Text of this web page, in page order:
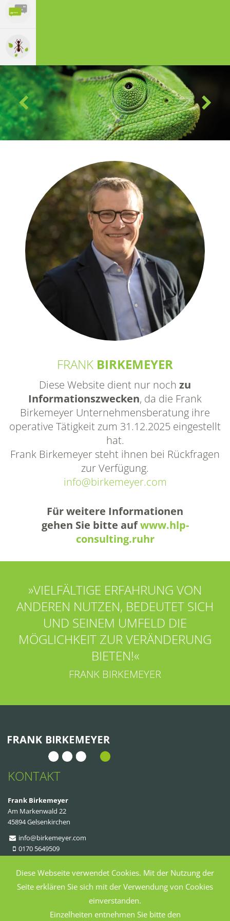
FRANK BIRKEMEYER
Diese Website dient nur noch zu
Informationszwecken, da die Frank
Birkemeyer Unternehmensberatung ihre
operative Tätigkeit zum 31.12.2025 eingestellt
hat.
Frank Birkemeyer steht ihnen bei Rückfragen
zur Verfügung.
info@birkemeyer.com
Für weitere Informationen
gehen Sie bitte aufwww.hlp-
consulting.ruhr
»VIELFÄLTIGE ERFAHRUNG VON
ANDEREN NUTZEN, BEDEUTET SICH
UND SEINEM UMFELD DIE
MÖGLICHKEIT ZUR VERÄNDERUNG
BIETEN!«
FRANK BIRKEMEYER
KONTAKT
Frank Birkemeyer
Am Markenwald 22
45894 Gelsenkirchen
info@birkemeyer.com
0170 5649509
Datenschutz
Impressum
Diese Webseite verwendet Cookies. Mit der Nutzung der
Seite erklären Sie sich mit der Verwendung von Cookies
einverstanden.
Einzelheiten entnehmen Sie bitte den